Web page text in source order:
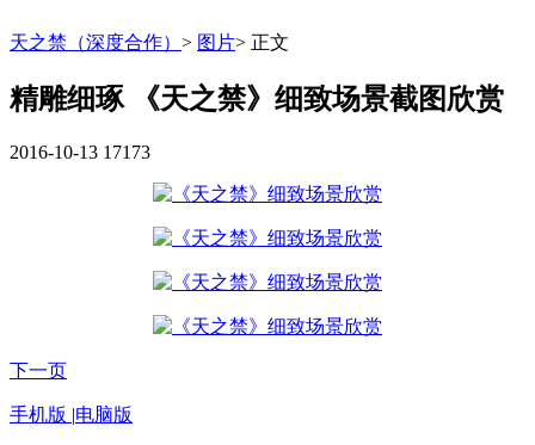
天之禁（深度合作） > 图片> 正文
精雕细琢 《天之禁》细致场景截图欣赏
2016-10-13 17173
下一页
手机版 |电脑版